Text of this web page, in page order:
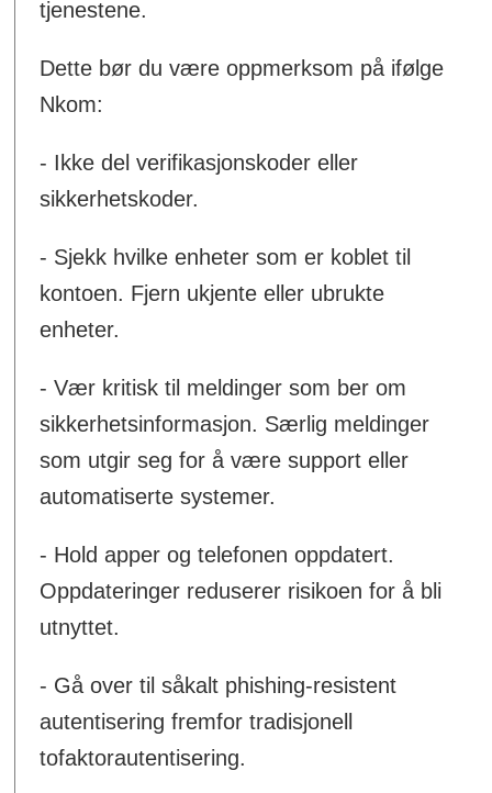
tjenestene.
Dette bør du være oppmerksom på ifølge
Nkom:
- Ikke del verifikasjonskoder eller
sikkerhetskoder.
- Sjekk hvilke enheter som er koblet til
kontoen. Fjern ukjente eller ubrukte
enheter.
- Vær kritisk til meldinger som ber om
sikkerhetsinformasjon. Særlig meldinger
som utgir seg for å være support eller
automatiserte systemer.
- Hold apper og telefonen oppdatert.
Oppdateringer reduserer risikoen for å bli
utnyttet.
- Gå over til såkalt phishing-resistent
autentisering fremfor tradisjonell
tofaktorautentisering.